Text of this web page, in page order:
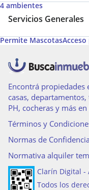
4 ambientes
Servicios Generales
Permite Mascotas
Encontrá propiedades
casas,
PH, cocheras y más
Términos y
Normas de
Normativa alquiler
Clarín Digital -
Todos los